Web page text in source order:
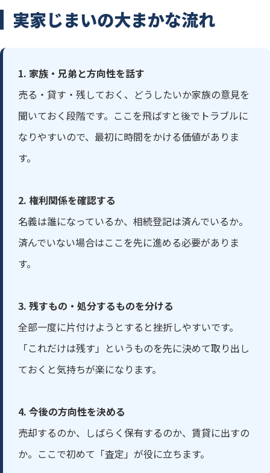
実家じまいの大まかな流れ
1. 家族・兄弟と方向性を話す
売る・貸す・残しておく、どうしたいか家族の意見を
聞いておく段階です。ここを飛ばすと後でトラブルに
なりやすいので、最初に時間をかける価値がありま
す。
2. 権利関係を確認する
名義は誰になっているか、相続登記は済んでいるか。
済んでいない場合はここを先に進める必要がありま
す。
3. 残すもの・処分するものを分ける
全部一度に片付けようとすると挫折しやすいです。
「これだけは残す」というものを先に決めて取り出し
ておくと気持ちが楽になります。
4. 今後の方向性を決める
売却するのか、しばらく保有するのか、賃貸に出すの
か。ここで初めて「査定」が役に立ちます。